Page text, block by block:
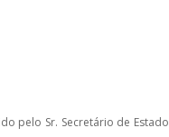
pelo Sr. Secretário de Estado